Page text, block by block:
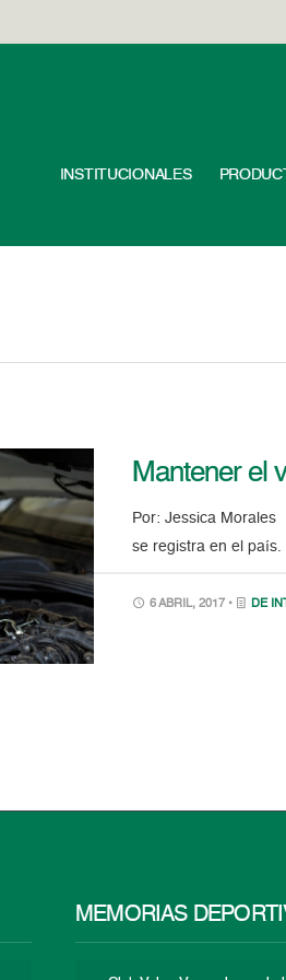
INSTITUCIONALES
Mantener el
Por: Jessica Morales
se registra en el
6 ABRIL, 2017 • DE
MEMORIAS